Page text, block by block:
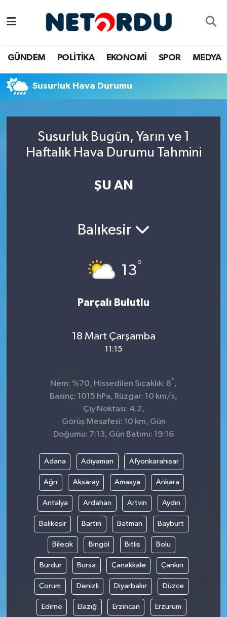
GÜNDEM POLİTİKA EKONOMİ SPOR MEDYA
Susurluk Hava Durumu
Susurluk Bugün, Yarın ve 1
Haftalık Hava Durumu Tahmini
ŞU AN
Balıkesir
13°
Parçalı Bulutlu
18 Mart Çarşamba
11:15
Nem: %70, Hissedilen Sıcaklık: 8° ,
Basınç: 1015 hPa, Rüzgar: 10 km/s,
Çiy Noktası: 4.2,
Görüş Mesafesi: 10 km, Gün
Doğumu: 7:13, Gün Batımı: 19:16
Adana Adıyaman Afyonkarahisar
Ağrı Aksaray Amasya Ankara
Antalya Ardahan Artvin Aydın
Balıkesir Bartın Batman Bayburt
Bilecik Bingöl Bitlis Bolu
Burdur Bursa Çanakkale Çankırı
Çorum Denizli Diyarbakır Düzce
Edirne Elazığ Erzincan Erzurum
DÜNYA
EĞİTİM
EKONOMİ
KULTUR-SANAT
POLİTİKA
RÖPORTAJ
SAĞLIK
SPOR
TARIM
TEKNOLOJİ
TURİZM
VİDEO HABER
YAŞAM
Namaz Vakitleri
Trafik Durumu
Süper Lig Puan Durumu ve Fikstür
Son Dakika Haberleri